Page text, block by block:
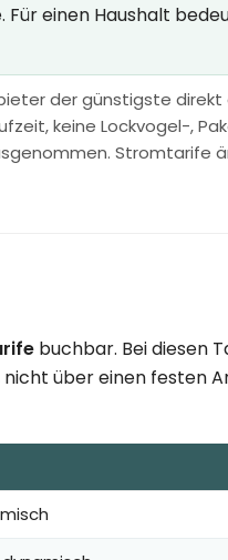
einen Haushalt
der günstigste
keine Lockvogel-,
Stromtarife
buchbar. Bei diesen
über einen festen